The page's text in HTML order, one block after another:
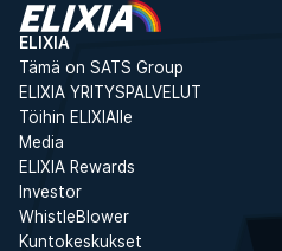
ELIXIA
Tämä on SATS Group
ELIXIA YRITYSPALVELUT
Töihin ELIXIAlle
Media
ELIXIA Rewards
Investor
WhistleBlower
Kuntokeskukset